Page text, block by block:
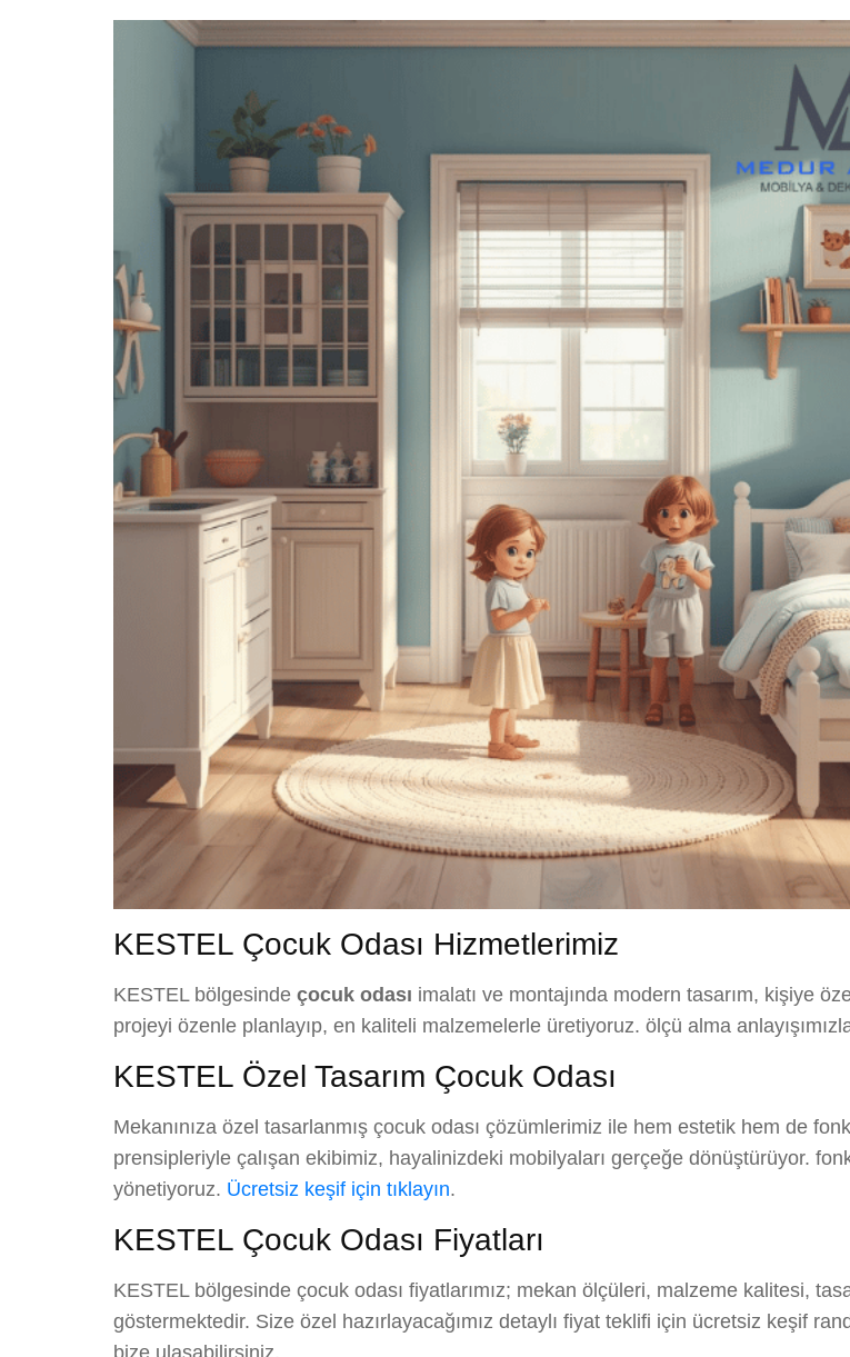
KESTEL Çocuk Odası Hizmetlerimiz
KESTEL bölgesinde çocuk odası imalatı ve montajında modern tasarım, kişiye
projeyi özenle planlayıp, en kaliteli malzemelerle üretiyoruz. ölçü alma
KESTEL Özel Tasarım Çocuk Odası
Mekanınıza özel tasarlanmış çocuk odası çözümlerimiz ile hem estetik hem de
prensipleriyle çalışan ekibimiz, hayalinizdeki mobilyaları gerçeğe dönüştürüyor.
yönetiyoruz. Ücretsiz keşif için tıklayın.
KESTEL Çocuk Odası Fiyatları
KESTEL bölgesinde çocuk odası fiyatlarımız; mekan ölçüleri, malzeme kalitesi,
göstermektedir. Size özel hazırlayacağımız detaylı fiyat teklifi için ücretsiz keşif
bize ulaşabilirsiniz.